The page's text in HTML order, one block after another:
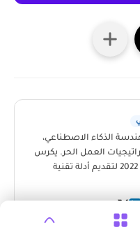
الذكاء الاصطناعي،
العمل الحر. يكرس
منذ 2022 لتقديم أدلة تقنية